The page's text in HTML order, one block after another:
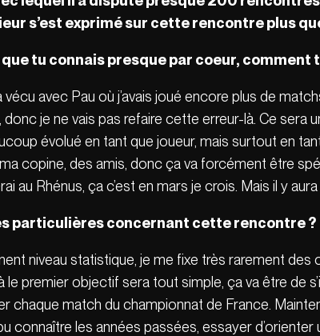
s’est exprimé sur cette rencontre plus
tu connais presque par coeur, comment
vécu avec Pau où j’avais joué encore plus de
je ne vais pas refaire cette erreur-là. Ce sera
évolué en tant que joueur, mais surtout en
copine, des amis, donc ça va forcément être
au Rhénus, ça c’est en mars je crois. Mais il y
particulières concernant cette rencontre ?
niveau statistique, je me fixe très rarement
le premier objectif sera tout simple, ça va être de
chaque match du championnat de France.
connaître les années passées, essayer